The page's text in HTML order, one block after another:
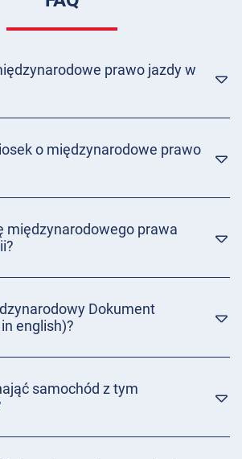
prawo jazdy w
o międzynarodowe prawo
międzynarodowego prawa
Dokument
english)?
samochód z tym